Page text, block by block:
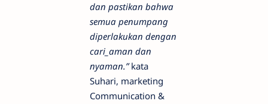
dan pastikan bahwa
semua penumpang
diperlakukan dengan
cari_aman dan
nyaman.”kata
Suhari, marketing
Communication &